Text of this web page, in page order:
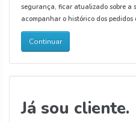
segurança, ficar atualizado sobre a
acompanhar o histórico dos pedidos
Continuar
Já sou cliente.